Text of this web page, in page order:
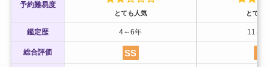
予約難易度
とても人気 とても
鑑定歴 4～6年 11～
総合評価 SS SS